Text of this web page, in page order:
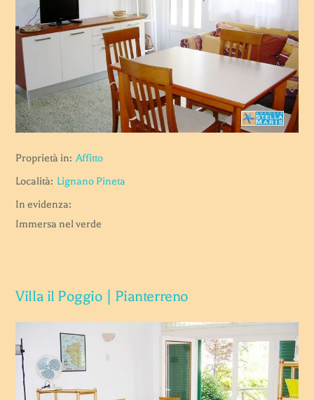
Proprietà in: Affitto
Località: Lignano Pineta
In evidenza:
Immersa nel verde
Villa il Poggio | Pianterreno